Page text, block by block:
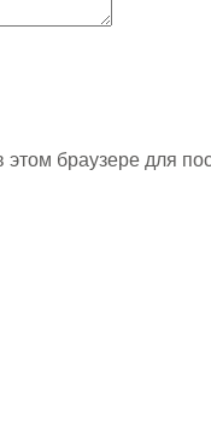
браузере для